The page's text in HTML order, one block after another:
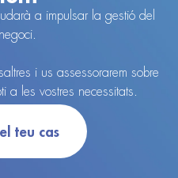
a impulsar la gestió del
i us assessorarem sobre
a les vostres necessitats.
teu cas